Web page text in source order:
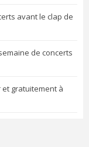
avant le clap de
de concerts
gratuitement à